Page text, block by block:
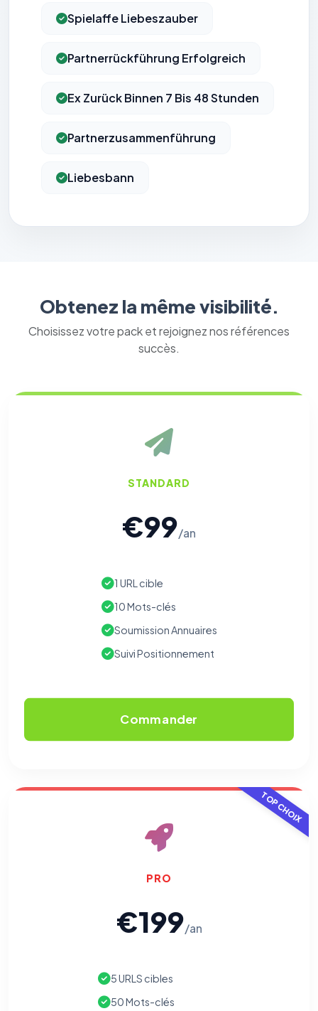
Spielaffe Liebeszauber
Partnerrückführung Erfolgreich
Ex Zurück Binnen 7 Bis 48 Stunden
Partnerzusammenführung
Liebesbann
Obtenez la même visibilité.
Choisissez votre pack et rejoignez nos références
succès.
STANDARD
€99/an
1 URL cible
10 Mots-clés
Soumission Annuaires
Suivi Positionnement
Commander
TOP CHOIX
PRO
€199/an
5 URLS cibles
50 Mots-clés